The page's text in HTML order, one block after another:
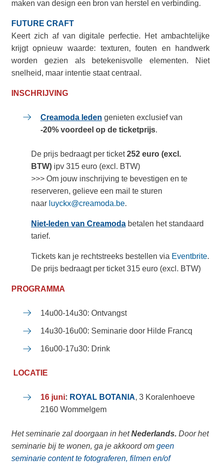
maken van design een bron van herstel en verbinding.
FUTURE CRAFT
Keert zich af van digitale perfectie. Het ambachtelijke
krijgt opnieuw waarde: texturen, fouten en handwerk
worden gezien als betekenisvolle elementen. Niet
snelheid, maar intentie staat centraal.
INSCHRIJVING
Creamoda leden genieten exclusief van
-20% voordeel op de ticketprijs.
De prijs bedraagt per ticket252 euro (excl.
BTW)ipv 315 euro (excl. BTW)
>>>Om jouw inschrijving te bevestigen en te
reserveren, gelieve een mail te sturen
naar luyckx@creamoda.be.
Niet-leden van Creamodabetalen het standaard
tarief.
Tickets kan je rechtstreeks bestellen via Eventbrite.
De prijs bedraagt per ticket 315 euro (excl. BTW)
PROGRAMMA
14u00-14u30: Ontvangst
14u30-16u00: Seminarie door Hilde Francq
16u00-17u30: Drink
LOCATIE
16 juni: ROYAL BOTANIA, 3 Koralenhoeve
2160 Wommelgem
Het seminarie zal doorgaan in hetNederlands. Door het
seminarie bij te wonen, ga je akkoord om geen
seminarie content te fotograferen, filmen en/of